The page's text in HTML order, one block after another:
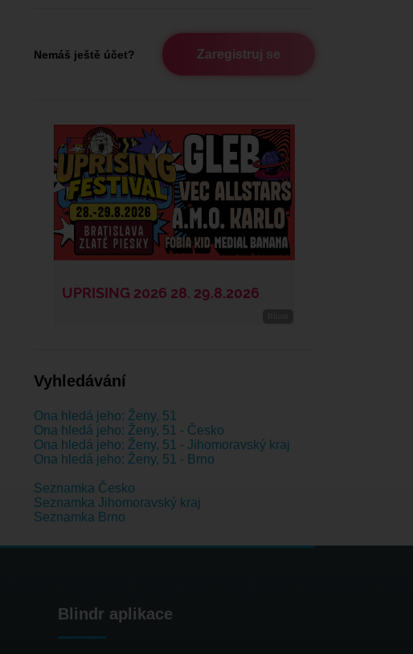
Nemáš ještě účet? Zaregistruj se
Vyhledávání
Ona hledá jeho: Ženy, 51
Ona hledá jeho: Ženy, 51 - Česko
Ona hledá jeho: Ženy, 51 - Jihomoravský kraj
Ona hledá jeho: Ženy, 51 - Brno
Seznamka Česko
Seznamka Jihomoravský kraj
Seznamka Brno
Blindr aplikace